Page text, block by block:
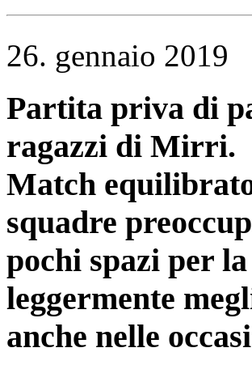
26. gennaio 2019
Partita priva di
ragazzi di Mirri.
Match
squadre
pochi spazi per
leggermente
anche nelle